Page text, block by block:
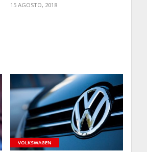
15 AGOSTO, 2018
VER NOTA
VOLKSWAGEN